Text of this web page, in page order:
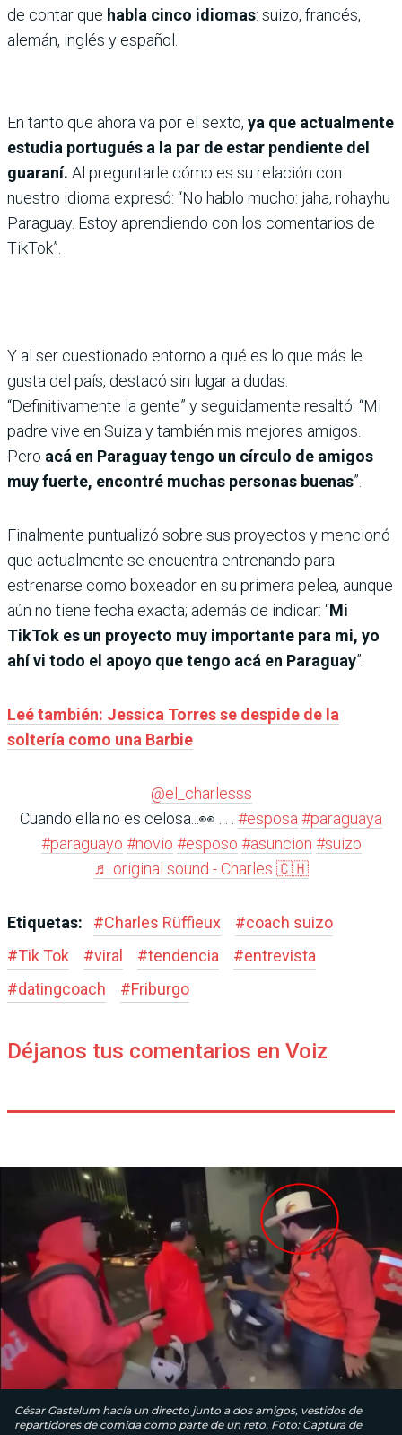
de contar que habla cinco idiomas: suizo, francés,
alemán, inglés y español.
En tanto que ahora va por el sexto, ya que actualmente
estudia portugués a la par de estar pendiente del
guaraní. Al preguntarle cómo es su relación con
nuestro idioma expresó: “No hablo mucho: jaha, rohayhu
Paraguay. Estoy aprendiendo con los comentarios de
TikTok”.
Y al ser cuestionado entorno a qué es lo que más le
gusta del país, destacó sin lugar a dudas:
“Definitivamente la gente” y seguidamente resaltó: “Mi
padre vive en Suiza y también mis mejores amigos.
Pero acá en Paraguay tengo un círculo de amigos
muy fuerte, encontré muchas personas buenas”.
Finalmente puntualizó sobre sus proyectos y mencionó
que actualmente se encuentra entrenando para
estrenarse como boxeador en su primera pelea, aunque
aún no tiene fecha exacta; además de indicar: “Mi
TikTok es un proyecto muy importante para mi, yo
ahí vi todo el apoyo que tengo acá en Paraguay”.
Leé también: Jessica Torres se despide de la
soltería como una Barbie
@el_charlesss
Cuando ella no es celosa...👀 . . . #esposa #paraguaya
#paraguayo #novio #esposo #asuncion #suizo
♬ original sound - Charles 🇨🇭
Etiquetas: #Charles Rüffieux #coach suizo
#Tik Tok #viral #tendencia #entrevista
#datingcoach #Friburgo
Déjanos tus comentarios en Voiz
César Gastelum hacía un directo junto a dos amigos, vestidos de
repartidores de comida como parte de un reto. Foto: Captura de